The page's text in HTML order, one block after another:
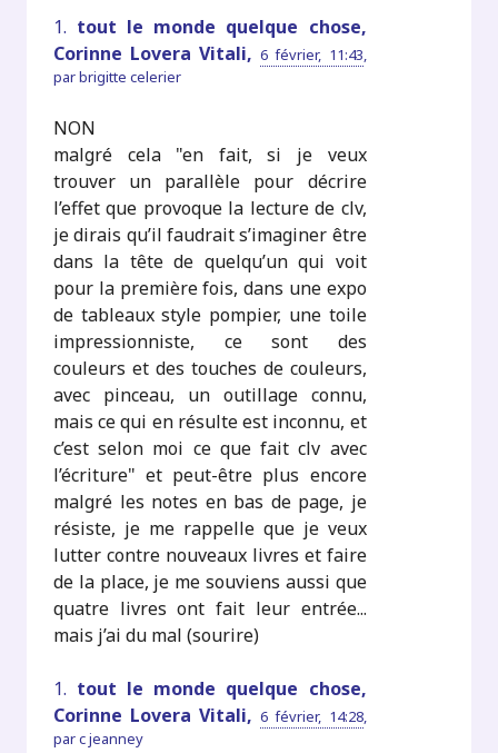
1. tout le monde quelque chose,
Corinne Lovera Vitali,6 février, 11:43,
parbrigitte celerier
NON
malgré cela "en fait, si je veux
trouver un parallèle pour décrire
l’effet que provoque la lecture de clv,
je dirais qu’il faudrait s’imaginer être
dans la tête de quelqu’un qui voit
pour la première fois, dans une expo
de tableaux style pompier, une toile
impressionniste, ce sont des
couleurs et des touches de couleurs,
avec pinceau, un outillage connu,
mais ce qui en résulte est inconnu, et
c’est selon moi ce que fait clv avec
l’écriture" et peut-être plus encore
malgré les notes en bas de page, je
résiste, je me rappelle que je veux
lutter contre nouveaux livres et faire
de la place, je me souviens aussi que
quatre livres ont fait leur entrée...
mais j’ai du mal (sourire)
1. tout le monde quelque chose,
Corinne Lovera Vitali,6 février, 14:28,
parc jeanney